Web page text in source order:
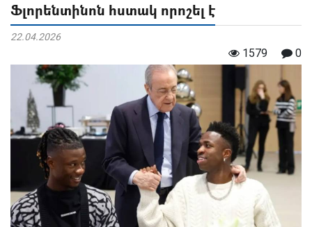
Ֆլորենտինոն հստակ որոշել է
22.04.2026
1579 0